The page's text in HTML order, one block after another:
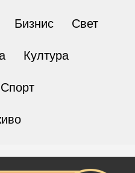
Бизнис Свет
Култура
Спорт